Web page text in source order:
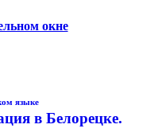
окне
языке
в Белорецке.